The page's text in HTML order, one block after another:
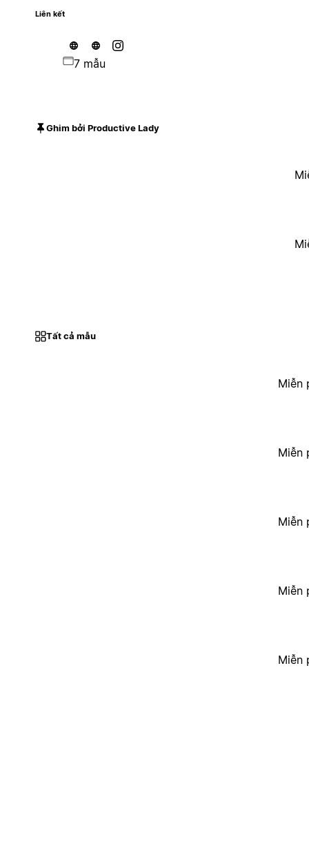
Liên kết
7 mẫu
Ghim bởi Productive Lady
Tất cả mẫu
Miễn
Miễn
Miễn
Miễn
Miễn